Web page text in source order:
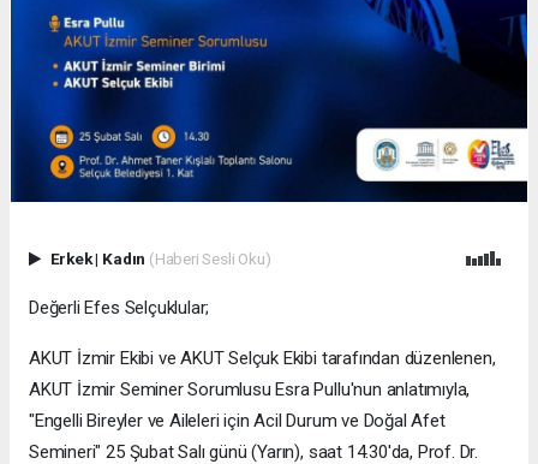
Erkek| Kadın (Haberi Sesli Oku)
Değerli Efes Selçuklular;
AKUT İzmir Ekibi ve AKUT Selçuk Ekibi tarafından düzenlenen,
AKUT İzmir Seminer Sorumlusu Esra Pullu'nun anlatımıyla,
"Engelli Bireyler ve Aileleri için Acil Durum ve Doğal Afet
Semineri" 25 Şubat Salı günü (Yarın), saat 14.30'da, Prof. Dr.